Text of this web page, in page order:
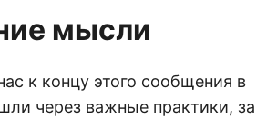
мысли
к концу этого сообщения в
через важные практики, за